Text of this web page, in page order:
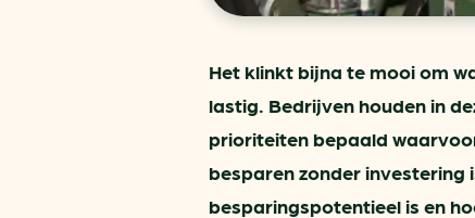
Het klinkt bijna te mooi om
lastig. Bedrijven houden in
prioriteiten bepaald
besparen zonder investering
besparingspotentieel is en